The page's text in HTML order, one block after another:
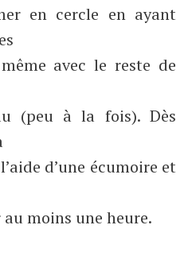
en cercle en ayant
avec le reste de
(peu à la fois). Dès
d’une écumoire et
moins une heure.